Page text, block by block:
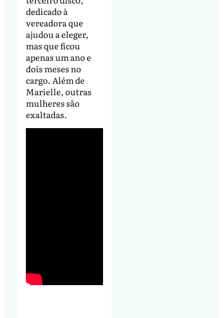
dedicado à
vereadora que
ajudou a eleger,
mas que ficou
apenas um ano e
dois meses no
cargo. Além de
Marielle, outras
mulheres são
exaltadas.